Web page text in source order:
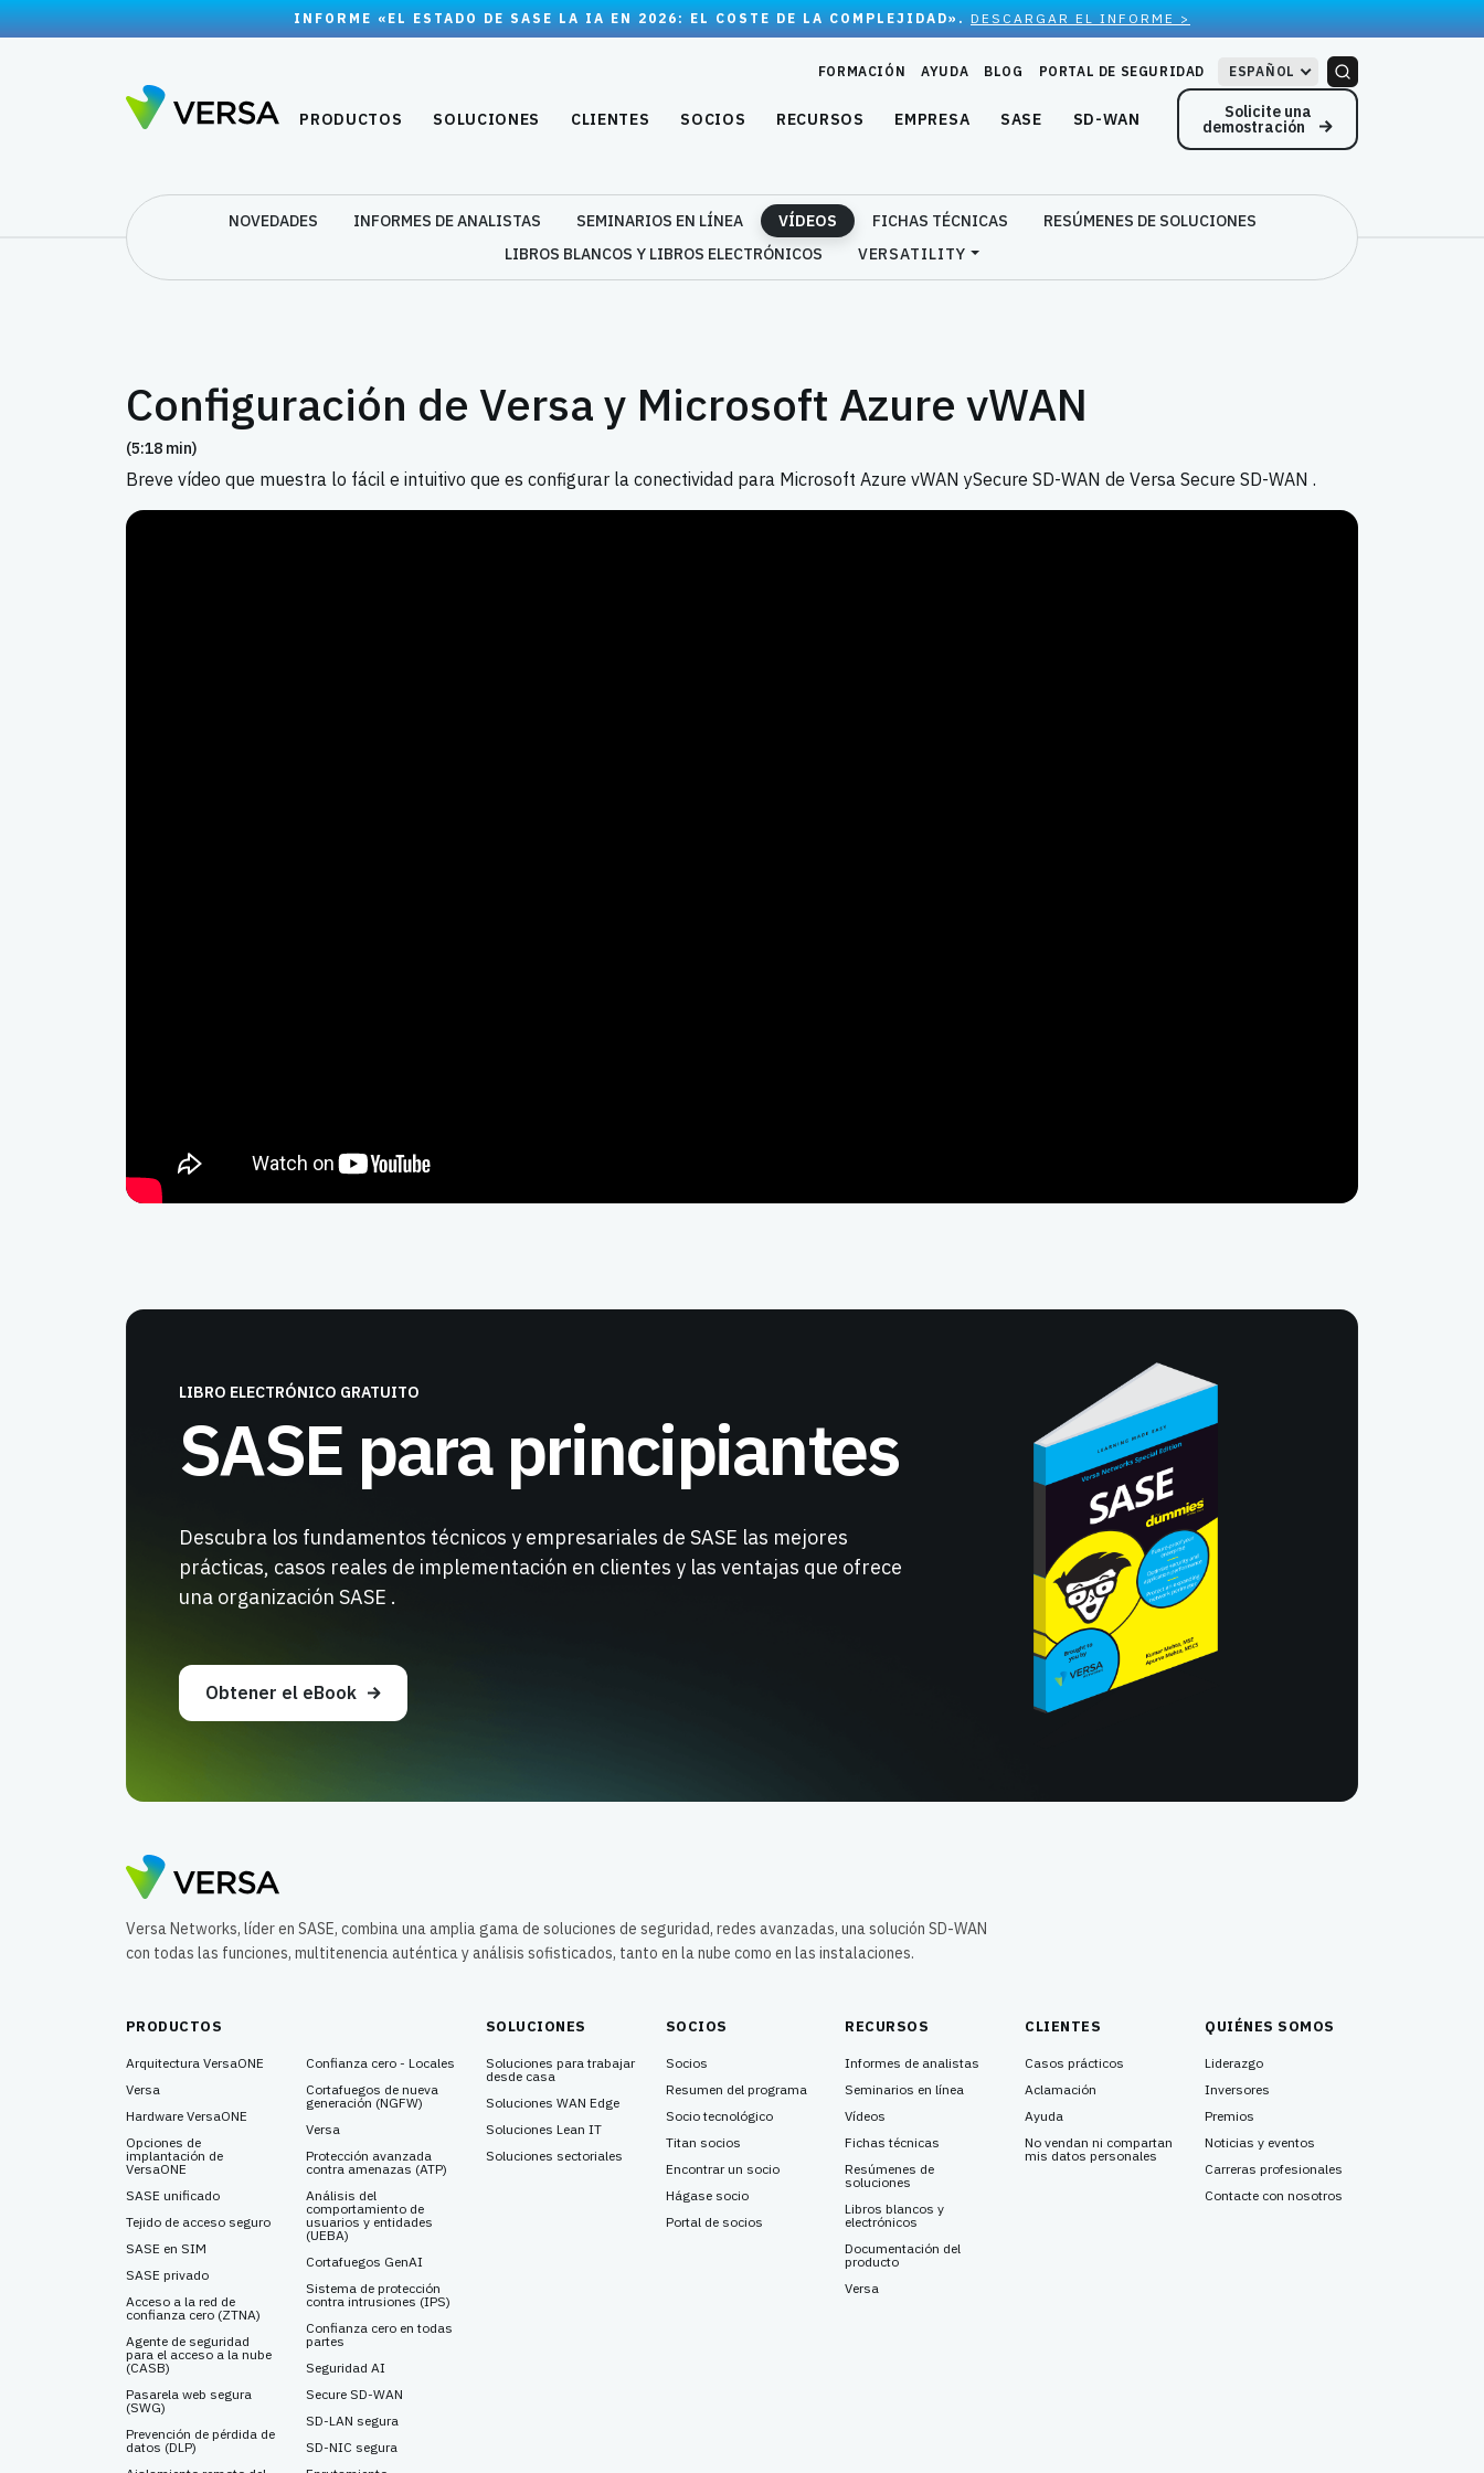
INFORME «EL ESTADO DE SASE LA IA EN 2026: EL COSTE DE LA COMPLEJIDAD». DESCARGAR EL INFORME >
FORMACIÓN AYUDA BLOG PORTAL DE SEGURIDAD ESPAÑOL
PRODUCTOS SOLUCIONES CLIENTES SOCIOS RECURSOS EMPRESA SASE SD-WAN Solicite una
demostración
NOVEDADES INFORMES DE ANALISTAS SEMINARIOS EN LÍNEA VÍDEOS FICHAS TÉCNICAS
RESÚMENES DE SOLUCIONES
LIBROS BLANCOS Y LIBROS ELECTRÓNICOS
VERSATILITY
Configuración de Versa y Microsoft Azure vWAN
(5:18 min)
Breve vídeo que muestra lo fácil e intuitivo que es configurar la conectividad para Microsoft Azure vWAN ySecure SD-WAN de Versa Secure SD-WAN .
LIBRO ELECTRÓNICO GRATUITO
SASE para principiantes
Descubra los fundamentos técnicos y empresariales de SASE las mejores
prácticas, casos reales de implementación en clientes y las ventajas que ofrece
una organización SASE .
Obtener el eBook
Versa Networks, líder en SASE, combina una amplia gama de soluciones de seguridad, redes avanzadas, una solución SD-WAN
con todas las funciones, multitenencia auténtica y análisis sofisticados, tanto en la nube como en las instalaciones.
PRODUCTOS
Arquitectura VersaONE
Versa
Hardware VersaONE
Opciones de
implantación de
VersaONE
SASE unificado
Tejido de acceso seguro
SASE en SIM
SASE privado
Acceso a la red de
confianza cero (ZTNA)
Agente de seguridad
para el acceso a la nube
(CASB)
Pasarela web segura
(SWG)
Prevención de pérdida de
datos (DLP)
Confianza cero - Locales
Cortafuegos de nueva
generación (NGFW)
Versa
Protección avanzada
contra amenazas (ATP)
Análisis del
comportamiento de
usuarios y entidades
(UEBA)
Cortafuegos GenAI
Sistema de protección
contra intrusiones (IPS)
Confianza cero en todas
partes
Seguridad AI
Secure SD-WAN
SD-LAN segura
SD-NIC segura
SOLUCIONES
Soluciones para trabajar
desde casa
Soluciones WAN Edge
Soluciones Lean IT
Soluciones sectoriales
SOCIOS
Socios
Resumen del programa
Socio tecnológico
Titan socios
Encontrar un socio
Hágase socio
Portal de socios
RECURSOS
Informes de analistas
Seminarios en línea
Vídeos
Fichas técnicas
Resúmenes de
soluciones
Libros blancos y
electrónicos
Documentación del
producto
Versa
CLIENTES
Casos prácticos
Aclamación
Ayuda
No vendan ni compartan
mis datos personales
QUIÉNES SOMOS
Liderazgo
Inversores
Premios
Noticias y eventos
Carreras profesionales
Contacte con nosotros